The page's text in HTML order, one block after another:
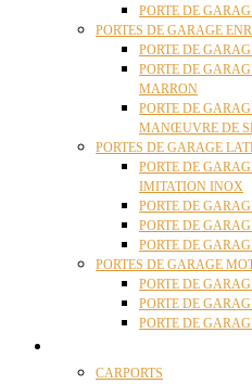
PORTE DE
PORTES DE GARAGE
PORTE DE
PORTE DE
MARRON
PORTE DE
MANŒUVRE DE
PORTES DE GARAGE
PORTE DE
IMITATION INOX
PORTE DE
PORTE DE
PORTE DE
PORTES DE GARAGE
PORTE DE
PORTE DE
PORTE DE
CARPORTS